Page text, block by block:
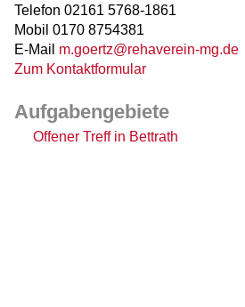
Telefon 02161 5768-1861
Mobil 0170 8754381
E-Mail m.goertz@rehaverein-mg.de
Zum Kontaktformular
Aufgabengebiete
Offener Treff in Bettrath